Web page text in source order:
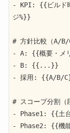
- KPI: {{ビルド
ジ%}}
# 方針比較（A/B/
- A: {{概要・メ
- B: {{...}}
- 採用: {{A/B/
# スコープ分割（
- Phase1: {{土台
- Phase2: {{機能